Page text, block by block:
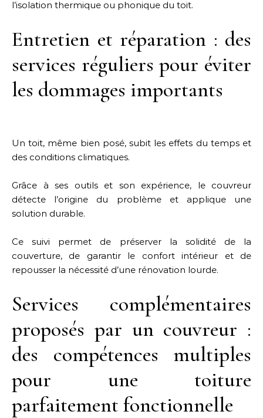
l’isolation thermique ou phonique du toit.
Entretien et réparation : des
services réguliers pour éviter
les dommages importants
Un toit, même bien posé, subit les effets du temps et
des conditions climatiques.
Grâce à ses outils et son expérience, le couvreur
détecte l’origine du problème et applique une
solution durable.
Ce suivi permet de préserver la solidité de la
couverture, de garantir le confort intérieur et de
repousser la nécessité d’une rénovation lourde.
Services complémentaires
proposés par un couvreur :
des compétences multiples
pour une toiture
parfaitement fonctionnelle